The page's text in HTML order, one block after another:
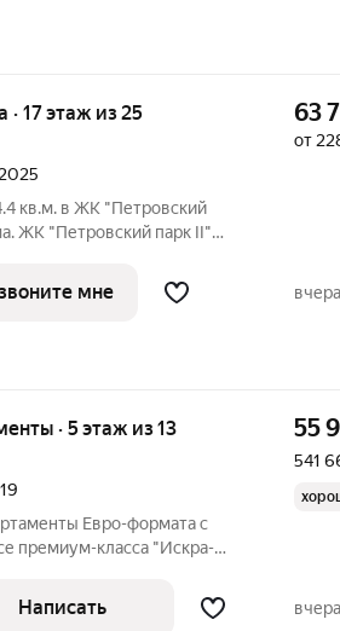
· 17 этаж из 25
кв.м. в ЖК "Петровский
ЖК "Петровский парк II"
не давят, а задают фон
63
от
мне вчера
· 5 этаж из 13
Евро-формата с
премиум-класса "Искра-
Фасады отделаны
55
541
Написать вчера